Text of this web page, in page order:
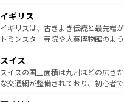
いる。シャンパンの発祥地であるラン
香り高いラベンダー畑など、多彩な
らに、パリ以外の地域にも魅力が溢
れる地方に足を運ぶとそれぞれで全
きるだろう。 なお、新着のフラン
を参照してほしい。
顔を持つこの国は、どこを歩いても飽
ルリンの文化的活気、バイエルン州
してライン川沿いのワイン畑といっ
は、お酒好きな人にはぜひ体験してほしい。 なお
ドイツ情報はコンテンツ一覧を参照
イギリス
イギリスは、古きよき伝統と最先端
トミンスター寺院や大英博物館のよ
リアごとに異なる魅力がある。また
ティー、ビール好きにはたまらない
戦など、本場だからこそできる体験
スイス
スイスの国土面積は九州ほどの広さ
な交通網が整備されており、初心者